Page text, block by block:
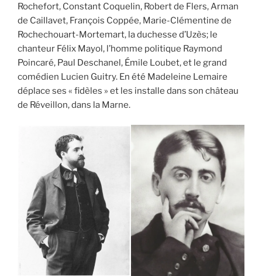
Rochefort, Constant Coquelin, Robert de Flers, Arman
de Caillavet, François Coppée, Marie-Clémentine de
Rochechouart-Mortemart, la duchesse d’Uzès; le
chanteur Félix Mayol, l’homme politique Raymond
Poincaré, Paul Deschanel, Émile Loubet, et le grand
comédien Lucien Guitry. En été Madeleine Lemaire
déplace ses « fidèles » et les installe dans son château
de Réveillon, dans la Marne.